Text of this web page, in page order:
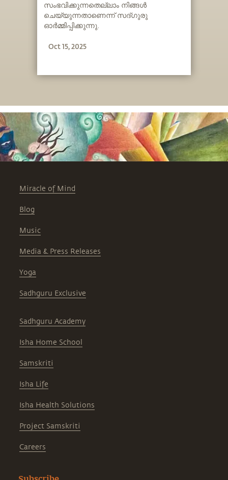
സംഭവിക്കുന്നതെല്ലാം നിങ്ങൾ
ചെയ്യുന്നതാണെന്ന് സദ്ഗുരു
ഓർമ്മിപ്പിക്കുന്നു.
Oct 15, 2025
Miracle of Mind
Blog
Music
Media & Press Releases
Yoga
Sadhguru Exclusive
Sadhguru Academy
Isha Home School
Samskriti
Isha Life
Isha Health Solutions
Project Samskriti
Careers